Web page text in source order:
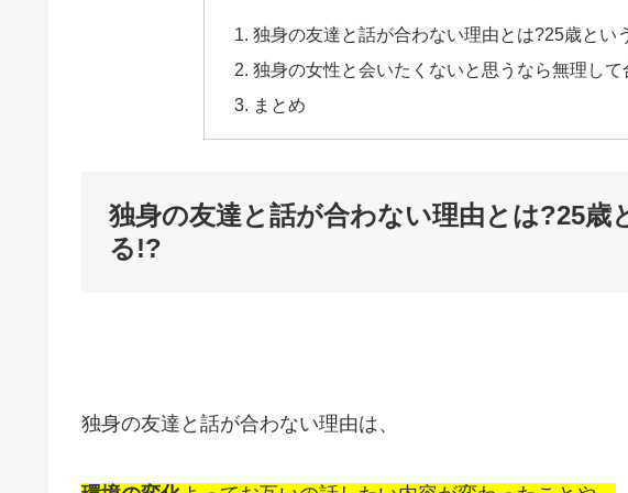
独身の友達と話が合わない理由とは?25歳とい
独身の女性と会いたくないと思うなら無理し
まとめ
独身の友達と話が合わない理由とは?25歳
る!?
独身の友達と話が合わない理由は、